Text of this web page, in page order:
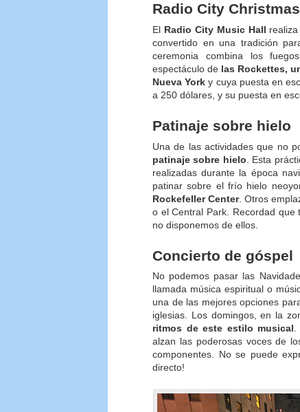
Radio City
El Radio City Music Hall
convertido en una tradición
ceremonia combina los
espectáculo de las Rockettes,
Nueva York y cuya puesta en
a 250 dólares, y su puesta en
Patinaje sobre hielo
Una de las actividades que no
patinaje sobre hielo . Esta
realizadas durante la época
patinar sobre el frío hielo
Rockefeller Center. Otros
o el Central Park. Recordad
no disponemos de ellos.
Concierto de góspel
No podemos pasar las
llamada música espiritual o
una de las mejores opciones
iglesias. Los domingos, en la
ritmos de este estilo musical.
alzan las poderosas voces de
componentes. No se puede
directo!